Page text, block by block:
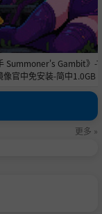
Summoner's Gambit》-
像官中免安装-简中1.0GB
更多 »